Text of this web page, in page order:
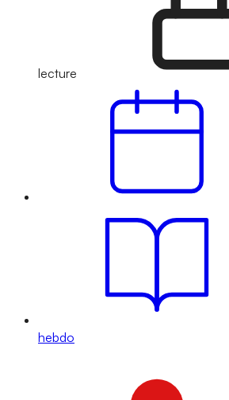
lecture
hebdo